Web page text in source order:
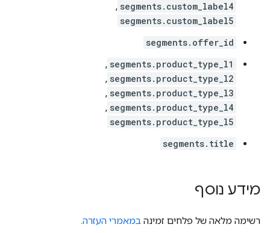
segments.custom_label4
,‏
segments.custom_label5
segments.offer_id
segments.product_type_l1
,‏
segments.product_type_l2
,‏
segments.product_type_l3
,‏
segments.product_type_l4
,‏
segments.product_type_l5
segments.title
מידע נוסף
רשימה מלאה של פלחים זמינה במאמרי העזרה.